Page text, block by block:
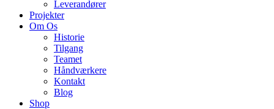
Leverandører
Projekter
Om Os
Historie
Tilgang
Teamet
Håndværkere
Kontakt
Blog
Shop